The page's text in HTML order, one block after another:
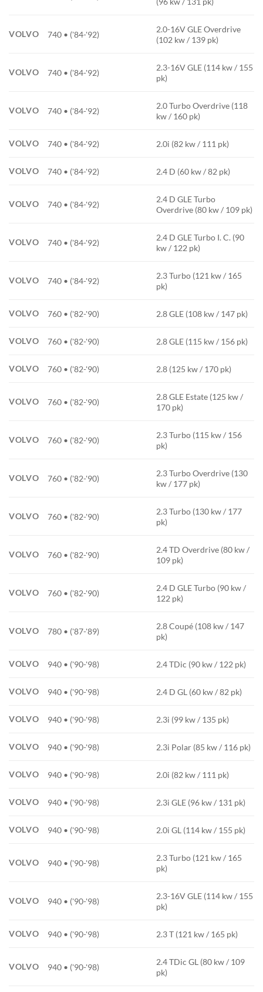
VOLVO 740 • ('84-'92)
2.0-16V GLE Overdrive
(102 kw / 139 pk)
VOLVO 740 • ('84-'92)
2.3-16V GLE (114 kw / 155
pk)
VOLVO 740 • ('84-'92)
2.0 Turbo Overdrive (118
kw / 160 pk)
VOLVO 740 • ('84-'92) 2.0i (82 kw / 111 pk)
VOLVO 740 • ('84-'92) 2.4 D (60 kw / 82 pk)
VOLVO 740 • ('84-'92)
2.4 D GLE Turbo
Overdrive (80 kw / 109 pk)
VOLVO 740 • ('84-'92)
2.4 D GLE Turbo I. C. (90
kw / 122 pk)
VOLVO 740 • ('84-'92)
2.3 Turbo (121 kw / 165
pk)
VOLVO 760 • ('82-'90) 2.8 GLE (108 kw / 147 pk)
VOLVO 760 • ('82-'90) 2.8 GLE (115 kw / 156 pk)
VOLVO 760 • ('82-'90) 2.8 (125 kw / 170 pk)
VOLVO 760 • ('82-'90)
2.8 GLE Estate (125 kw /
170 pk)
VOLVO 760 • ('82-'90)
2.3 Turbo (115 kw / 156
pk)
VOLVO 760 • ('82-'90)
2.3 Turbo Overdrive (130
kw / 177 pk)
VOLVO 760 • ('82-'90)
2.3 Turbo (130 kw / 177
pk)
VOLVO 760 • ('82-'90)
2.4 TD Overdrive (80 kw /
109 pk)
VOLVO 760 • ('82-'90)
2.4 D GLE Turbo (90 kw /
122 pk)
VOLVO 780 • ('87-'89)
2.8 Coupé (108 kw / 147
pk)
VOLVO 940 • ('90-'98) 2.4 TDic (90 kw / 122 pk)
VOLVO 940 • ('90-'98) 2.4 D GL (60 kw / 82 pk)
VOLVO 940 • ('90-'98) 2.3i (99 kw / 135 pk)
VOLVO 940 • ('90-'98) 2.3i Polar (85 kw / 116 pk)
VOLVO 940 • ('90-'98) 2.0i (82 kw / 111 pk)
VOLVO 940 • ('90-'98) 2.3i GLE (96 kw / 131 pk)
VOLVO 940 • ('90-'98) 2.0i GL (114 kw / 155 pk)
VOLVO 940 • ('90-'98)
2.3 Turbo (121 kw / 165
pk)
VOLVO 940 • ('90-'98)
2.3-16V GLE (114 kw / 155
pk)
VOLVO 940 • ('90-'98) 2.3 T (121 kw / 165 pk)
VOLVO 940 • ('90-'98)
2.4 TDic GL (80 kw / 109
pk)